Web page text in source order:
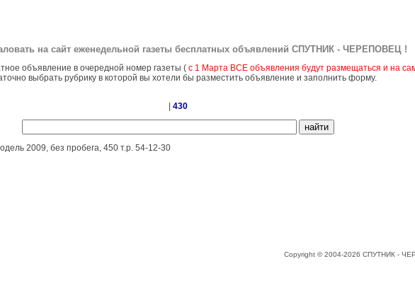
на сайт еженедельной газеты бесплатных объявлений СПУТНИК - ЧЕРЕПОВЕЦ !
объявление в очередной номер газеты ( с 1 Марта ВСЕ объявления будут размещаться и на
выбрать рубрику в которой вы хотели бы разместить объявление и заполнить форму.
430
2009, без пробега, 450 т.р. 54-12-30
Copyright © 2004-2026 СПУТНИК -